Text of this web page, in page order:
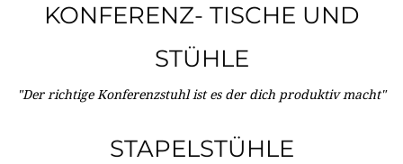
KONFERENZ- TISCHE UND
STÜHLE
"Der richtige Konferenzstuhl ist es der dich produktiv macht"
STAPELSTÜHLE